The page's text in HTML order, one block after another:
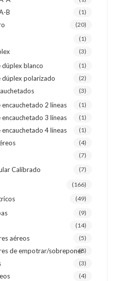
B (1)
(20)
(1)
(3)
dúplex blanco (1)
dúplex polarizado (2)
(3)
encauchetado 2 líneas (1)
encauchetado 3 líneas (1)
encauchetado 4 líneas (1)
(4)
(7)
Calibrado (7)
(166)
(49)
(9)
(14)
aéreos (5)
de empotrar/sobreponer(8)
(3)
(4)